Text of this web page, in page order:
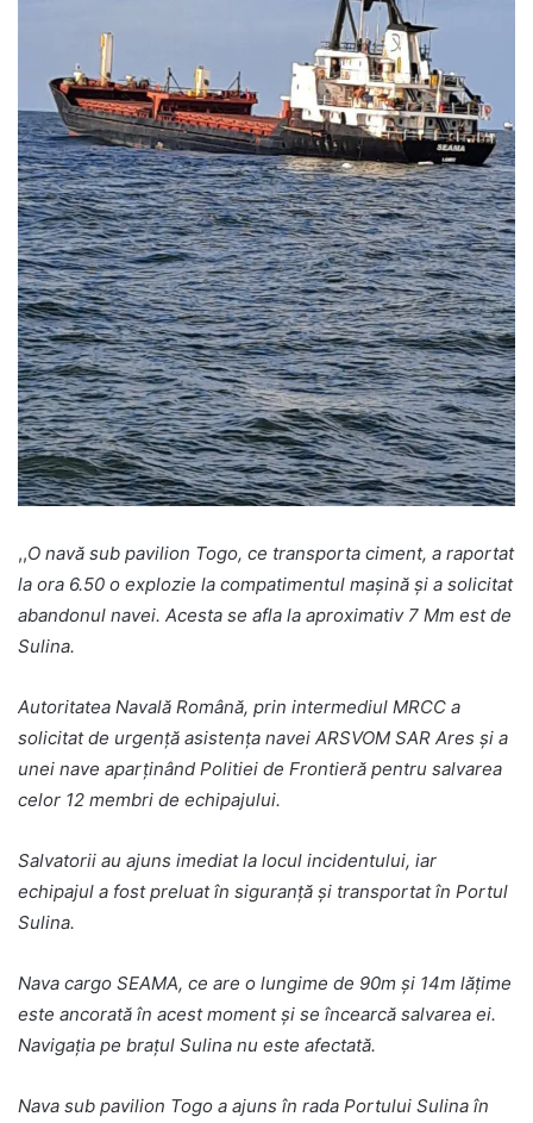
,,O navă sub pavilion Togo, ce transporta ciment, a raportat
la ora 6.50 o explozie la compatimentul maşină şi a solicitat
abandonul navei. Acesta se afla la aproximativ 7 Mm est de
Sulina.
Autoritatea Navală Română, prin intermediul MRCC a
solicitat de urgenţă asistenţa navei ARSVOM SAR Ares şi a
unei nave aparţinând Politiei de Frontieră pentru salvarea
celor 12 membri de echipajului.
Salvatorii au ajuns imediat la locul incidentului, iar
echipajul a fost preluat în siguranţă şi transportat în Portul
Sulina.
Nava cargo SEAMA, ce are o lungime de 90m şi 14m lăţime
este ancorată în acest moment şi se încearcă salvarea ei.
Navigaţia pe braţul Sulina nu este afectată.
Nava sub pavilion Togo a ajuns în rada Portului Sulina în